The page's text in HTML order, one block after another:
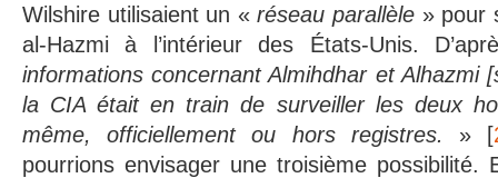
Wilshire utilisaient un «réseau parallèle » pour
al-Hazmi à l’intérieur des États-Unis.
informations concernant Almihdhar et Alhazmi
la CIA était en train de surveiller les deux
même, officiellement ou hors registres.
» [
pourrions envisager une troisième